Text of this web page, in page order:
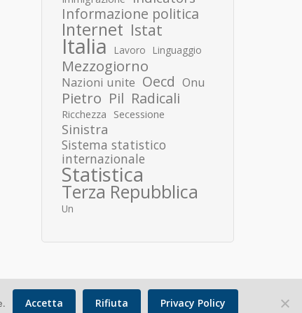
Informazione politica
Internet Istat
Italia Lavoro Linguaggio
Mezzogiorno
Nazioni unite Oecd Onu
Pietro Pil Radicali
Ricchezza Secessione
Sinistra
Sistema statistico
internazionale
Statistica
Terza Repubblica
Un
Copyright © 2026 Donato Speroni |Privacy Policy
Accetta Rifiuta Privacy Policy